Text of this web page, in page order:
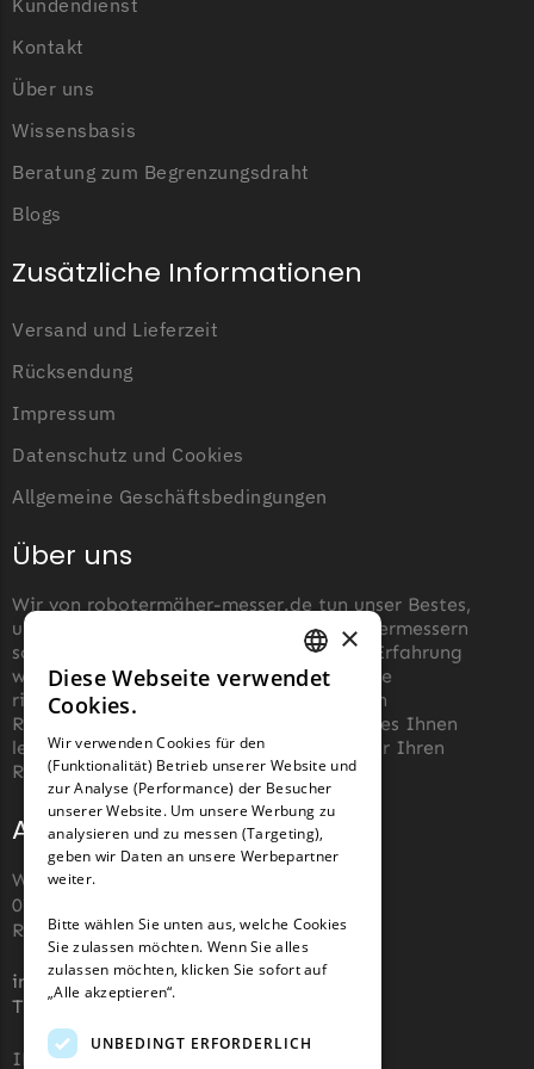
McCulloch
McCulloch Messer
Medion
Medion Messer
Mountfield Messer
Mowox
Begrenzungsdraht
Begrenzungsdraht
NAC
Begrenzungsdraht
Orbex
Orbex Messer
Begrenzungsdraht
Philips
Philips Messer
Powerplus
Powerplus Messer
Kontakt
Über uns
Wissensbasis
Beratung zum Begrenzungsdraht
Blogs
Zusätzliche Informationen
Versand und Lieferzeit
Rücksendung
Impressum
Datenschutz und Cookies
Allgemeine Geschäftsbedingungen
Über uns
Wir von robotermäher-messer.de tun unser Bestes,
um die Wartung von Roboter-Rasenmähermessern
so einfach wie möglich zu machen. Aus Erfahrung
wissen wir, wie schwierig es sein kann, die
richtigen Messer für einen automatischen
Rasenmäher zu finden. Unser Ziel ist es, es Ihnen
leicht zu machen, die richtigen Messer für Ihren
Roboter-Rasenmäher zu kaufen.
Adresse und Kontakt
Wiesenstraße 110,
07743, Jena, Deutschland (keine
Rücksendeadresse)
info@robotermaher-messer.de
Tel. +49 3641 8090878
IHK 67529623
GERMAN
GERMAN
×
Diese Webseite verwendet
Cookies.
Wir verwenden Cookies für den
(Funktionalität) Betrieb unserer Website und
zur Analyse (Performance) der Besucher
unserer Website. Um unsere Werbung zu
analysieren und zu messen (Targeting),
geben wir Daten an unsere Werbepartner
weiter.
Bitte wählen Sie unten aus, welche Cookies
Sie zulassen möchten. Wenn Sie alles
zulassen möchten, klicken Sie sofort auf
„Alle akzeptieren“.
UNBEDINGT ERFORDERLICH